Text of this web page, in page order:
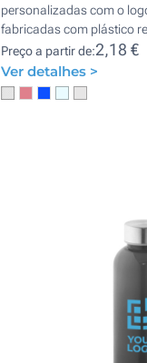
personalizadas com o
fabricadas com plástico
Preço a partir de:2,18 €
Ver detalhes >